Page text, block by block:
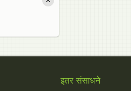
इतर संसाधने